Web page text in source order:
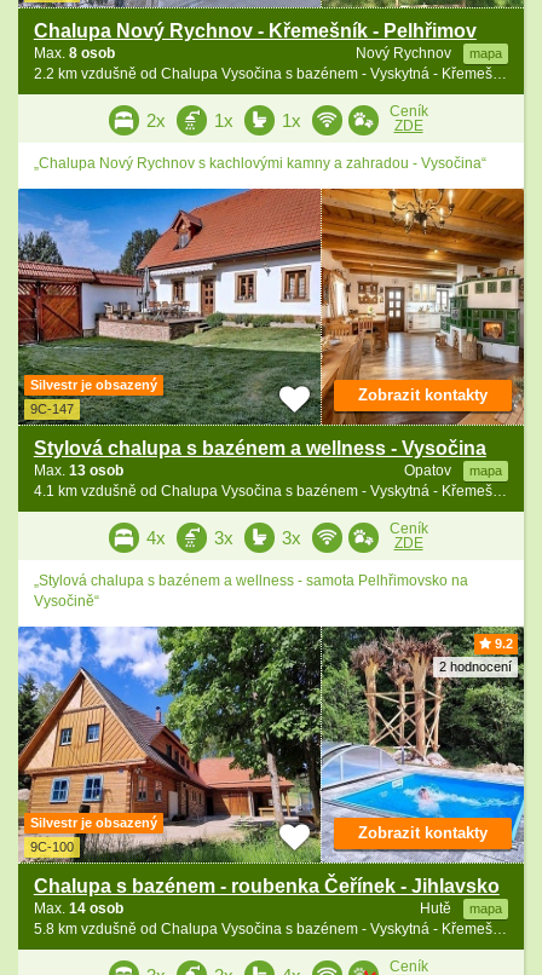
Chalupa Nový Rychnov - Křemešník - Pelhřimov
Nový Rychnov mapa
Max. 8 osob
2.2 km vzdušně od Chalupa Vysočina s bazénem - Vyskytná - Křemešník
2x 1x 1x
Ceník
ZDE
„Chalupa Nový Rychnov s kachlovými kamny a zahradou - Vysočina“
Silvestr je obsazený
9C-147
Stylová chalupa s bazénem a wellness - Vysočina
Opatov mapa
Max. 13 osob
4.1 km vzdušně od Chalupa Vysočina s bazénem - Vyskytná - Křemešník
Zobrazit kontakty
4x 3x 3x
Ceník
ZDE
„Stylová chalupa s bazénem a wellness - samota Pelhřimovsko na
Vysočině“
9.2
2 hodnocení
Silvestr je obsazený
9C-100
Chalupa s bazénem - roubenka Čeřínek - Jihlavsko
Hutě mapa
Max. 14 osob
5.8 km vzdušně od Chalupa Vysočina s bazénem - Vyskytná - Křemešník
Zobrazit kontakty
Ceník